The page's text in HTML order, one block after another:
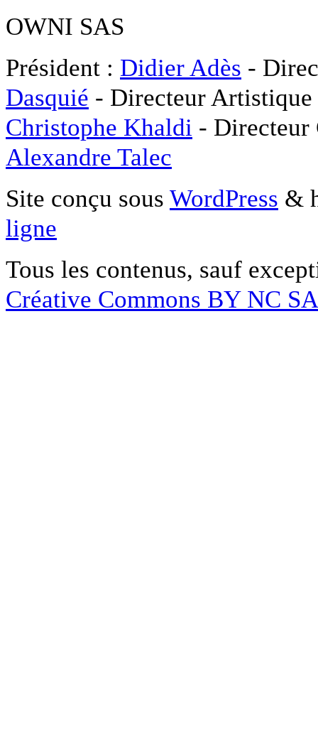
OWNI SAS
Président : Didier Adès -
Dasquié - Directeur
Christophe Khaldi -
Alexandre Talec
Site conçu sous WordPress &
ligne
Tous les contenus, sauf
Créative Commons BY NC SA